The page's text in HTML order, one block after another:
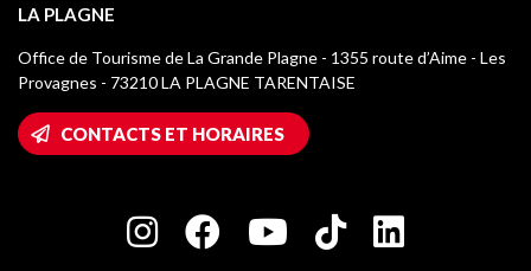
Taxe de séjour
Médiathèque
Logos La Plagne
Accès Wifi
Maison des Propriétaires
Charte des Acteurs Engagés
Champagny-en-Vanoise
Montchavin - Les Coches
Plagne 1800
LA PLAGNE
Office de Tourisme de La Grande Plagne - 1355 route d’Aime - Les
Provagnes - 73210 LA PLAGNE TARENTAISE
CONTACTS ET HORAIRES